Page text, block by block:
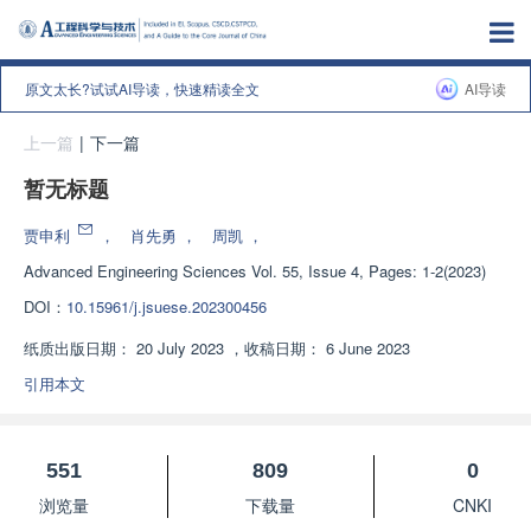
原文太长?试试AI导读，快速精读全文 AI导读
上一篇 | 下一篇
暂无标题
贾申利 ， 肖先勇 ， 周凯 ，
Advanced Engineering Sciences Vol. 55, Issue 4, Pages: 1-2(2023)
DOI： 10.15961/j.jsuese.202300456
纸质出版日期： 20 July 2023 ， 收稿日期： 6 June 2023
引用本文
551
浏览量
809
下载量
0
CNKI